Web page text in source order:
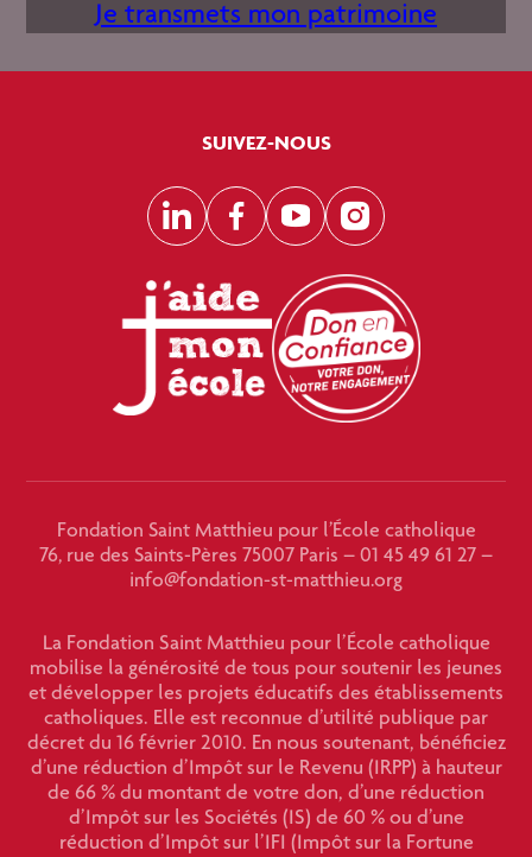
Je transmets mon patrimoine
SUIVEZ-NOUS
LinkedInFacebook
YouTubeInstagram
Fondation Saint Matthieu pour l’École catholique
76, rue des Saints-Pères 75007 Paris – 01 45 49 61 27 –
info@fondation-st-matthieu.org
La Fondation Saint Matthieu pour l’École catholique
mobilise la générosité de tous pour soutenir les jeunes
et développer les projets éducatifs des établissements
catholiques. Elle est reconnue d’utilité publique par
décret du 16 février 2010. En nous soutenant, bénéficiez
d’une réduction d’Impôt sur le Revenu (IRPP) à hauteur
de 66 % du montant de votre don, d’une réduction
d’Impôt sur les Sociétés (IS) de 60 % ou d’une
réduction d’Impôt sur l’IFI (Impôt sur la Fortune